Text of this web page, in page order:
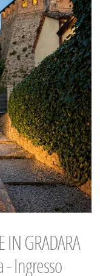
IN GRADARA
- Ingresso